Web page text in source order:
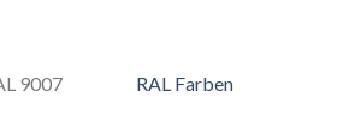
9007 RAL Farben